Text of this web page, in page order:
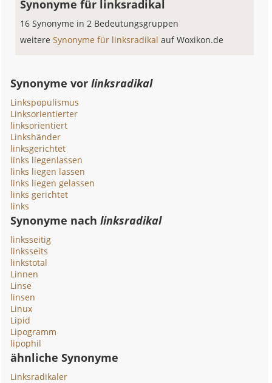
Synonyme für linksradikal
16 Synonyme in 2 Bedeutungsgruppen
weitereSynonyme für linksradikalauf Woxikon.de
Synonyme vorlinksradikal
Linkspopulismus
Linksorientierter
linksorientiert
Linkshänder
linksgerichtet
links liegenlassen
links liegen lassen
links liegen gelassen
links gerichtet
links
Synonyme nachlinksradikal
linksseitig
linksseits
linkstotal
Linnen
Linse
linsen
Linux
Lipid
Lipogramm
lipophil
ähnliche Synonyme
Linksradikaler